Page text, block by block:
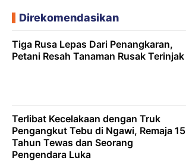
Direkomendasikan
Tiga Rusa Lepas Dari Penangkaran,
Petani Resah Tanaman Rusak Terinjak
Terlibat Kecelakaan dengan Truk
Pengangkut Tebu di Ngawi, Remaja 15
Tahun Tewas dan Seorang
Pengendara Luka